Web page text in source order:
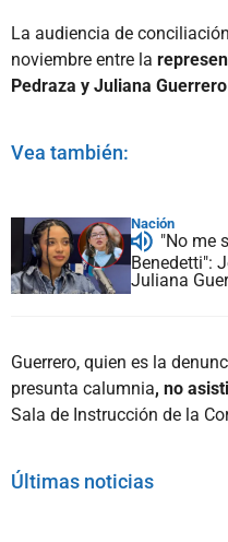
La audiencia de
noviembre entre la
Pedraza y Juliana Guerrero
Vea también:
Nación
"No me
Benedetti":
Juliana
Guerrero, quien es la
presunta calumnia, no
Sala de Instrucción de la
Últimas noticias